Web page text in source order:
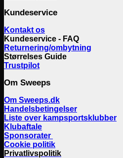
Kundeservice
Kontakt os
Kundeservice - FAQ
Returnering/ombytning
Størrelses Guide
Trustpilot
Om Sweeps
Om Sweeps.dk
Handelsbetingelser
Liste over kampsportsklubber
Klubaftale
Sponsorater
Cookie politik
Privatlivspolitik